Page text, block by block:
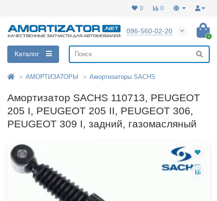
0
0
096-560-02-20
0
Каталог
АМОРТИЗАТОРЫ Амортизаторы SACHS
Амортизатор SACHS 110713, PEUGEOT
205 I, PEUGEOT 205 II, PEUGEOT 306,
PEUGEOT 309 I, задний, газомасляный